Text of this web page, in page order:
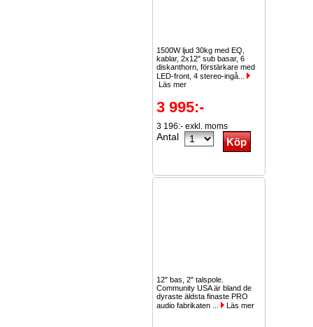
1500W ljud 30kg med EQ,
kablar, 2x12" sub basar, 6
diskanthorn, förstärkare med
LED-front, 4 stereo-ingå...
Läs mer
3 995:-
3 196:- exkl. moms
Antal
12" bas, 2" talspole.
Community USA är bland de
dyraste äldsta finaste PRO
audio fabrikaten ...
Läs mer